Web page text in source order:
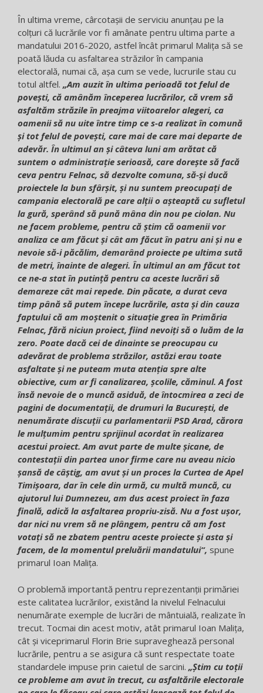
În ultima vreme, cârcotașii de serviciu anunțau pe la
colțuri că lucrările vor fi amânate pentru ultima parte a
mandatului 2016-2020, astfel încât primarul Malița să se
poată lăuda cu asfaltarea străzilor în campania
electorală, numai că, așa cum se vede, lucrurile stau cu
totul altfel. „Am auzit în ultima perioadă tot felul de
povești, că amânăm începerea lucrărilor, că vrem să
asfaltăm străzile în preajma viitoarelor alegeri, ca
oamenii să nu uite între timp ce s-a realizat în comună
și tot felul de povești, care mai de care mai departe de
adevăr. În ultimul an și câteva luni am arătat că
suntem o administrație serioasă, care dorește să facă
ceva pentru Felnac, să dezvolte comuna, să-și ducă
proiectele la bun sfârșit, și nu suntem preocupați de
campania electorală pe care alții o așteaptă cu sufletul
la gură, sperând să pună mâna din nou pe ciolan. Nu
ne facem probleme, pentru că știm că oamenii vor
analiza ce am făcut și cât am făcut în patru ani și nu e
nevoie să-i păcălim, demarând proiecte pe ultima sută
de metri, înainte de alegeri. În ultimul an am făcut tot
ce ne-a stat în putință pentru ca aceste lucrări să
demareze cât mai repede. Din păcate, a durat ceva
timp până să putem începe lucrările, asta și din cauza
faptului că am moștenit o situație grea în Primăria
Felnac, fără niciun proiect, fiind nevoiți să o luăm de la
zero. Poate dacă cei de dinainte se preocupau cu
adevărat de problema străzilor, astăzi erau toate
asfaltate și ne puteam muta atenția spre alte
obiective, cum ar fi canalizarea, școlile, căminul. A fost
însă nevoie de o muncă asiduă, de întocmirea a zeci de
pagini de documentații, de drumuri la București, de
nenumărate discuții cu parlamentarii PSD Arad, cărora
le mulțumim pentru sprijinul acordat în realizarea
acestui proiect. Am avut parte de multe șicane, de
contestații din partea unor firme care nu aveau nicio
șansă de câștig, am avut și un proces la Curtea de Apel
Timișoara, dar în cele din urmă, cu multă muncă, cu
ajutorul lui Dumnezeu, am dus acest proiect în faza
finală, adică la asfaltarea propriu-zisă. Nu a fost ușor,
dar nici nu vrem să ne plângem, pentru că am fost
votați să ne zbatem pentru aceste proiecte și asta și
facem, de la momentul preluării mandatului“, spune
primarul Ioan Malița.
O problemă importantă pentru reprezentanții primăriei
este calitatea lucrărilor, existând la nivelul Felnacului
nenumărate exemple de lucrări de mântuială, realizate în
trecut. Tocmai din acest motiv, atât primarul Ioan Malița,
cât și viceprimarul Florin Brie supraveghează personal
lucrările, pentru a se asigura că sunt respectate toate
standardele impuse prin caietul de sarcini. „Știm cu toții
ce probleme am avut în trecut, cu asfaltările electorale